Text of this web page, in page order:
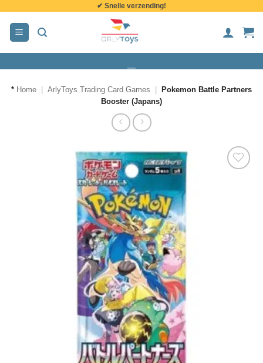
inhoud
✔ Snelle verzending!
* Home ArlyToys Trading Card Games
Pokemon Battle Partners
Booster (Japans)